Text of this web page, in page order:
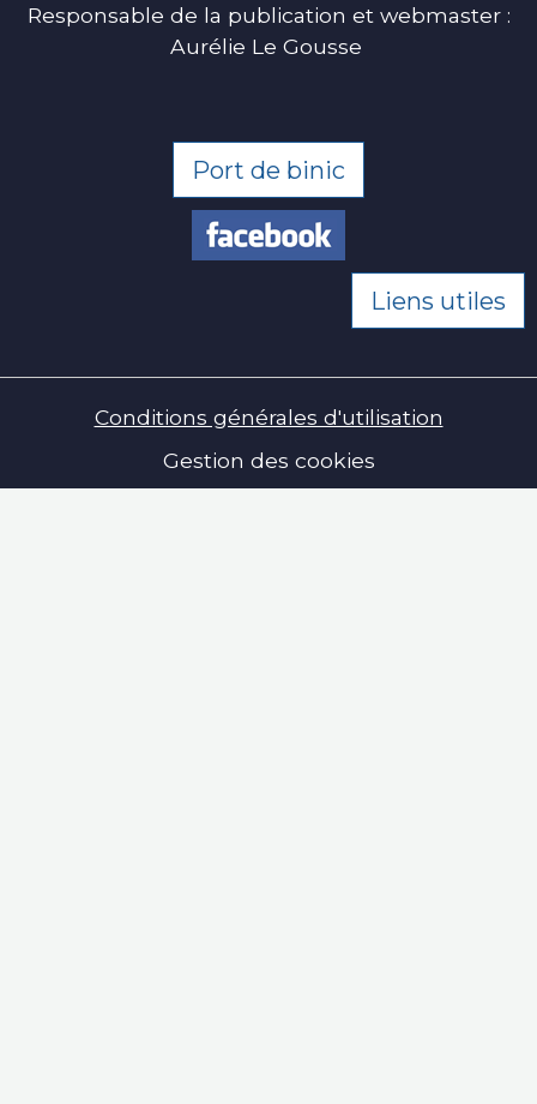
Responsable de la publication et webmaster :
Aurélie Le Gousse
Port de binic
Liens utiles
Conditions générales d'utilisation
Gestion des cookies